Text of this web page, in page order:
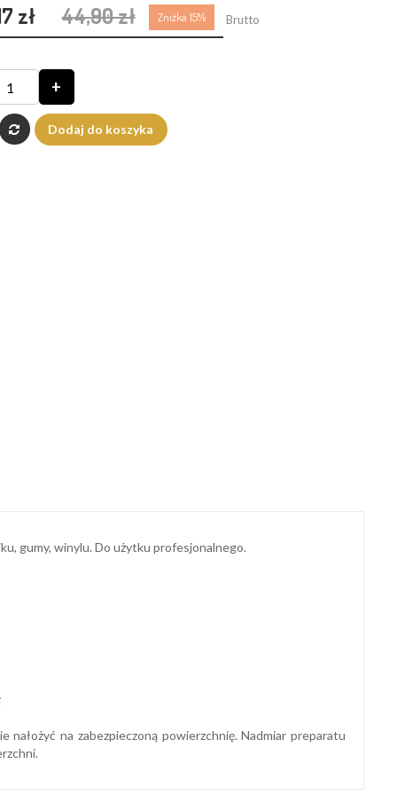
zł 44,90 zł Zniżka 15% Brutto
+
Dodaj do koszyka
gumy, winylu. Do użytku profesjonalnego.
na zabezpieczoną powierzchnię. Nadmiar preparatu